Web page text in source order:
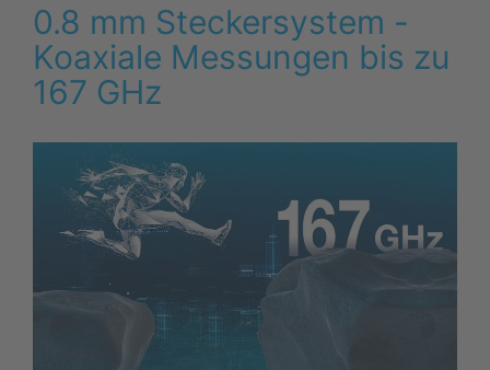
0.8 mm Steckersystem -
Koaxiale Messungen bis zu
167 GHz